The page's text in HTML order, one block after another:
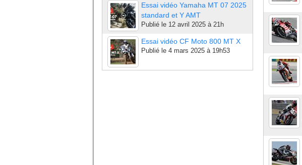
Essai vidéo Yamaha MT 07 2025
standard et Y AMT
Publié le 12 avril 2025 à 21h
Essai vidéo CF Moto 800 MT X
Publié le 4 mars 2025 à 19h53